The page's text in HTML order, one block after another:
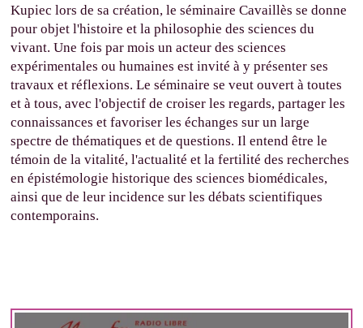
Kupiec lors de sa création, le séminaire Cavaillès se donne
pour objet l'histoire et la philosophie des sciences du
vivant. Une fois par mois un acteur des sciences
expérimentales ou humaines est invité à y présenter ses
travaux et réflexions. Le séminaire se veut ouvert à toutes
et à tous, avec l'objectif de croiser les regards, partager les
connaissances et favoriser les échanges sur un large
spectre de thématiques et de questions. Il entend être le
témoin de la vitalité, l'actualité et la fertilité des recherches
en épistémologie historique des sciences biomédicales,
ainsi que de leur incidence sur les débats scientifiques
contemporains.